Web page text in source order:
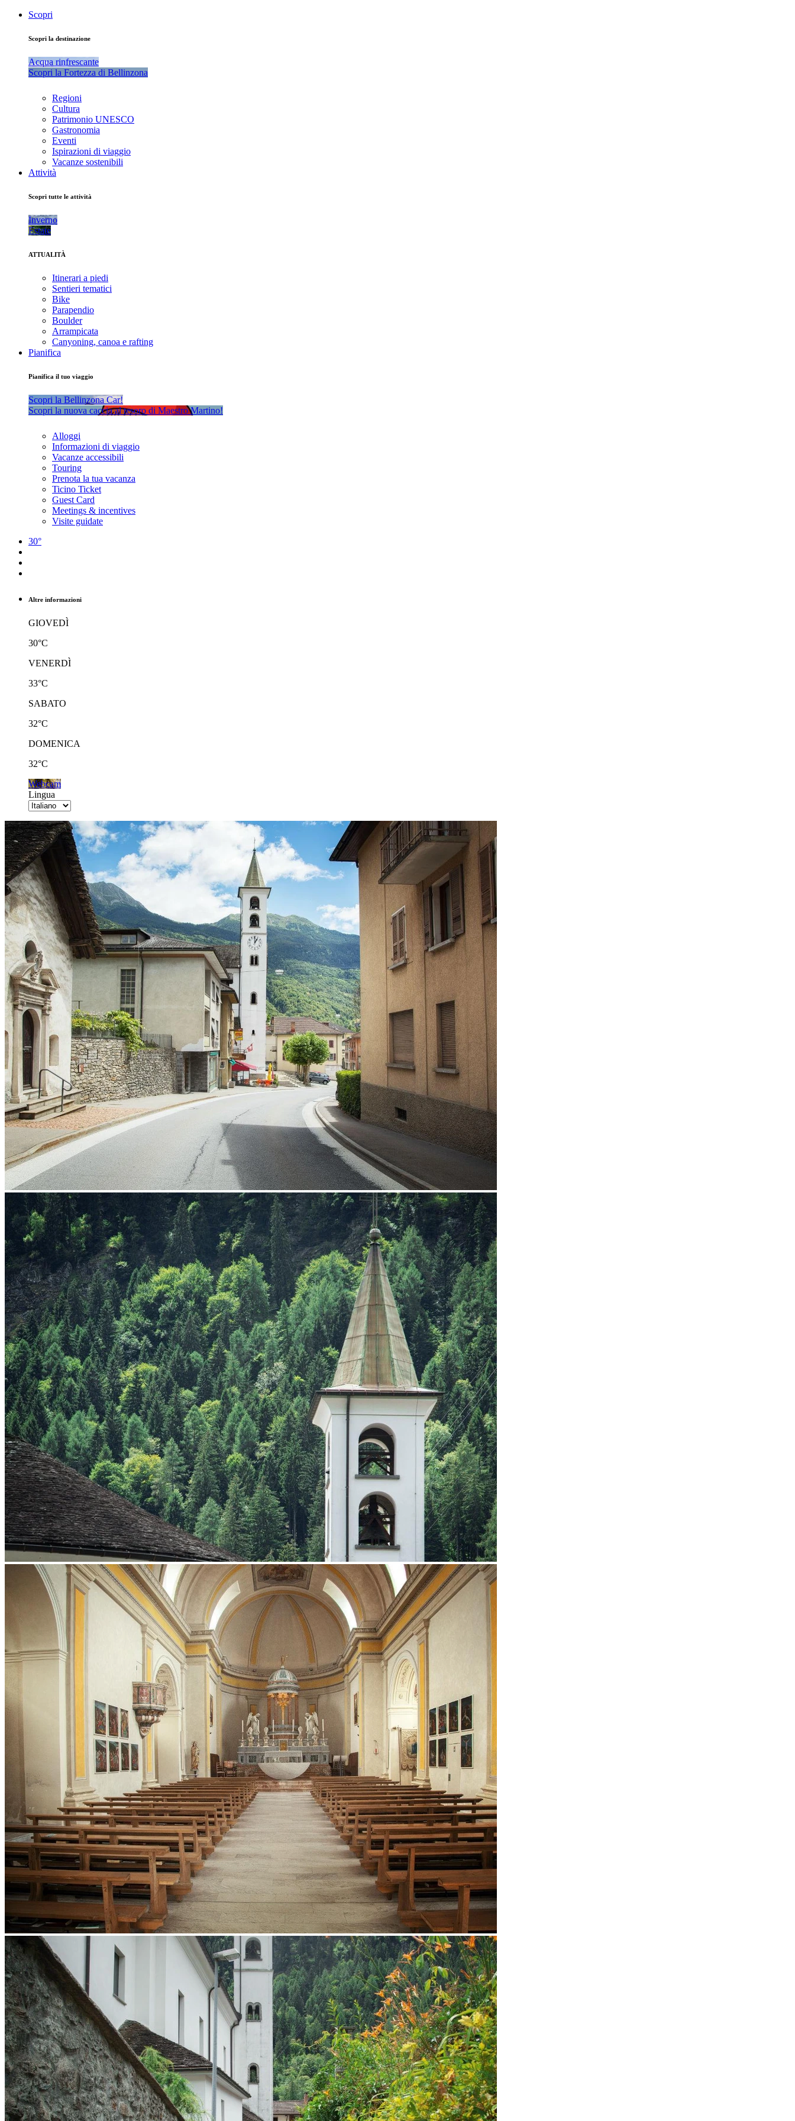
Scopri
Scopri la destinazione
Acqua rinfrescante
Scopri la Fortezza di Bellinzona
Regioni
Cultura
Patrimonio UNESCO
Gastronomia
Eventi
Ispirazioni di viaggio
Vacanze sostenibili
Attività
Scopri tutte le attività
Inverno
Estate
ATTUALITÀ
Itinerari a piedi
Sentieri tematici
Bike
Parapendio
Boulder
Arrampicata
Canyoning, canoa e rafting
Pianifica
Pianifica il tuo viaggio
Scopri la Bellinzona Car!
Scopri la nuova caccia al tesoro di Maestro Martino!
Alloggi
Informazioni di viaggio
Vacanze accessibili
Touring
Prenota la tua vacanza
Ticino Ticket
Guest Card
Meetings & incentives
Visite guidate
30°
Altre informazioni
GIOVEDÌ
30°C
VENERDÌ
33°C
SABATO
32°C
DOMENICA
32°C
Webcam
Lingua